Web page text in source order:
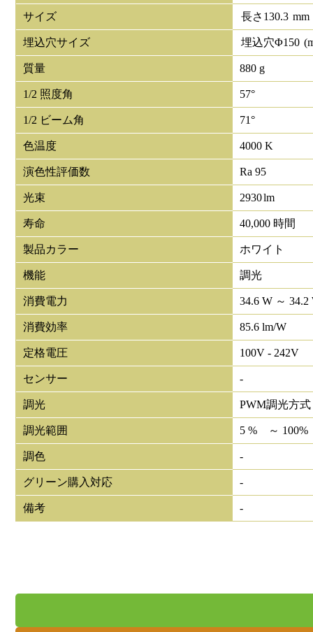
サイズ 長さ 130.3 mm
埋込穴サイズ 埋込穴Φ150
質量 880 g
1/2 照度角 57°
1/2 ビーム角 71°
色温度 4000 K
演色性評価数 Ra 95
光束 2930lm
寿命 40,000 時間
製品カラー ホワイト
機能 調光
消費電力 34.6 W ～ 34.2
消費効率 85.6 lm/W
定格電圧 100V - 242V
センサー -
調光 PWM調光方式
調光範囲 5 % ～ 100%
調色 -
グリーン購入対応 -
備考 -